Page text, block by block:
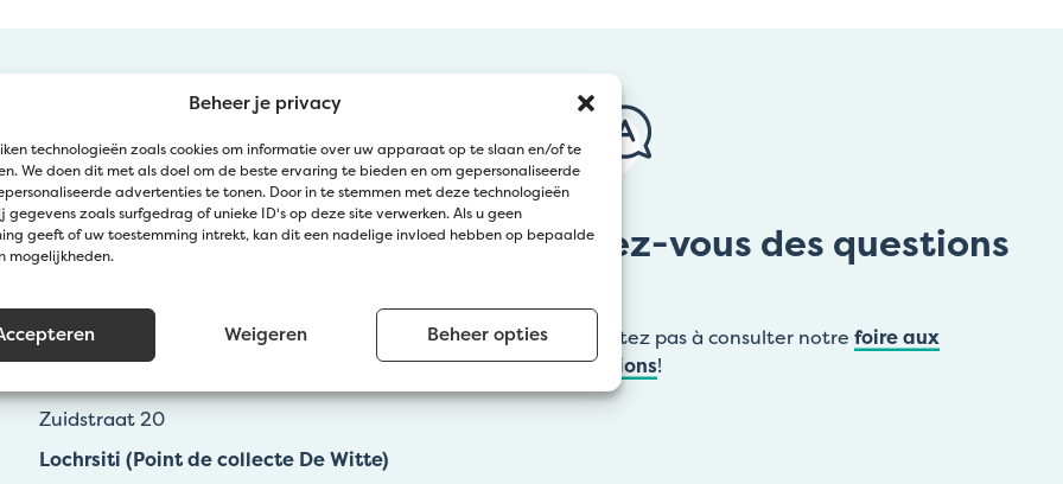
Beheer je privacy
technologieën zoals cookies om informatie over uw apparaat op te slaan en/of te
We doen dit met als doel om de beste ervaring te bieden en om gepersonaliseerde
advertenties te tonen. Door in te stemmen met deze technologieën
gegevens zoals surfgedrag of unieke ID's op deze site verwerken. Als u geen
geeft of uw toestemming intrekt, kan dit een nadelige invloed hebben op bepaalde
mogelijkheden.
Weigeren Beheer opties
Arrêter par Jatu
Groenestraat 139a
Zuidstraat 20
Lochrsiti (Point de collecte De Witte)
Avez-vous des questions
N’hésitez pas à consulter notre foire aux
questions!